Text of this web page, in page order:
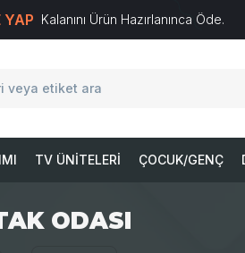
YAP Kalanını Ürün Hazırlanınca Öde.
TV ÜNITELERI ÇOCUK/GENÇ
ODASI
Sistemleriyle Hazırlanmıştır.